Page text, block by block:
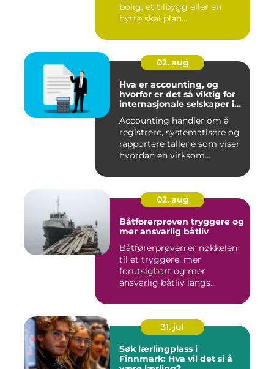
bolig, et tilbygg eller en
hytte skal plan...
02. aug
Hva er accounting, og
hvorfor er det så viktig for
internasjonale selskaper i
Accounting handler om å
registrere, systematisere og
rapportere tallene som viser
hvordan en virksom...
02. aug
Båtførerprøven tryggere og
mer ansvarlig båtliv
Båtførerprøven er nøkkelen
til et tryggere, mer
forutsigbart og mer
ansvarlig båtliv langs
31. jul
Søk lærlingplass i
Finnmark: Hva vil det si å